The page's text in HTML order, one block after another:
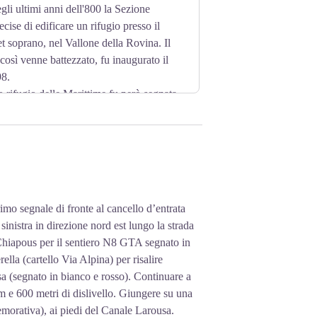
ultimi anni dell'800 la Sezione
di edificare un rifugio presso il
soprano, nel Vallone della Rovina. Il
venne battezzato, fu inaugurato il
rifugio delle Marittime fu però segnata
venne inaugurato nel 1981.
segnale di fronte al cancello d’entrata
in direzione nord est lungo la strada
per il sentiero N8 GTA segnato in
(cartello Via Alpina) per risalire
in bianco e rosso). Continuare a
e 600 metri di dislivello. Giungere su una
ai piedi del Canale Larousa.